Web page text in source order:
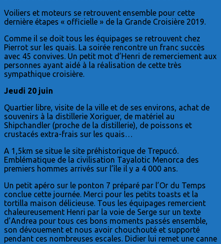
Voiliers et moteurs se retrouvent ensemble pour cette
dernière étapes « officielle » de la Grande Croisière 2019.
Comme il se doit tous les équipages se retrouvent chez
Pierrot sur les quais. La soirée rencontre un franc succès
avec 45 convives. Un petit mot d’Henri de remerciement aux
personnes ayant aidé à la réalisation de cette très
sympathique croisière.
Jeudi 20 juin
Quartier libre, visite de la ville et de ses environs, achat de
souvenirs à la distillerie Xoriguer, de matériel au
Shipchandler (proche de la distillerie), de poissons et
crustacés extra-frais sur les quais…
A 1,5km se situe le site préhistorique de Trepucó.
Emblématique de la civilisation Tayalotic Menorca des
premiers hommes arrivés sur l’île il y a 4 000 ans.
Un petit apéro sur le ponton 7 préparé par l’Or du Temps
conclue cette journée. Merci pour les petits toasts et la
tortilla maison délicieuse. Tous les équipages remercient
chaleureusement Henri par la voie de Serge sur un texte
d’Andrea pour tous ces bons moments passés ensemble,
son dévouement et nous avoir chouchouté et supporté
pendant ces nombreuses escales. Didier lui remet une canne